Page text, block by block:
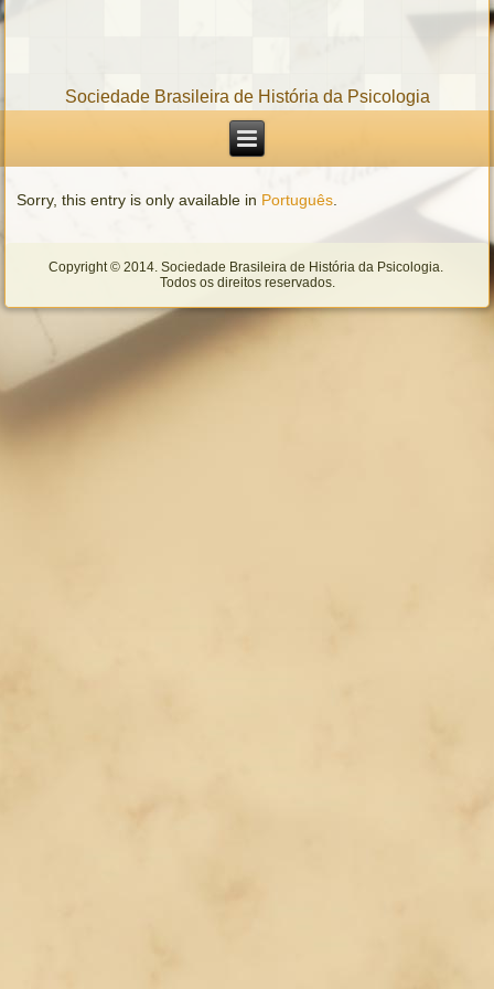
Sociedade Brasileira de História da Psicologia
Sorry, this entry is only available in Português
Copyright © 2014. Sociedade Brasileira de História da Psicologia.
Todos os direitos reservados.